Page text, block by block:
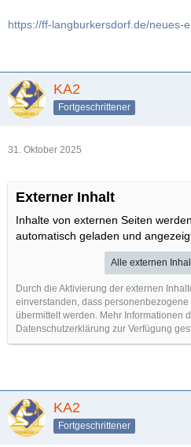
https://ff-langburkersdorf.de/neues-
KA2
Fortgeschrittener
31. Oktober 2025
Externer Inhalt
Inhalte von externen Seiten
automatisch geladen und
Alle externen
Durch die Aktivierung der externen
einverstanden, dass
übermittelt werden. Mehr Informationen
Datenschutzerklärung zur Verfügung
KA2
Fortgeschrittener